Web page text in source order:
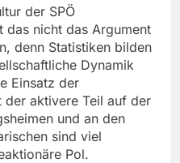
der SPÖ
das nicht das Argument
denn Statistiken bilden
Dynamik
Einsatz der
aktivere Teil auf der
und an den
sind viel
Pol.